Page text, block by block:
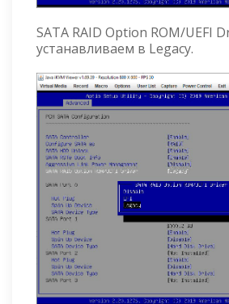
SATA RAID Option ROM/UEFI
устанавливаем в Legacy.